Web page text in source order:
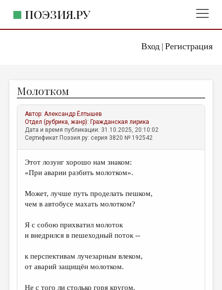
Вход| Регистрация
ПОЭЗИЯ.РУ
ЖАНРЫ
АВТОРЫ
КОММЕНТАРИИ
ЛИТСАЛОН
НОВОСТИ
ОТДЕЛЫ И РУБРИКИ
ИЗБРАННОЕ
ДАЙДЖЕСТ
ПРОИЗВЕДЕНИЯ
ПЕРЕВОДЫ
Молотком
Автор:Александр Ёлтышев
Отдел (рубрика, жанр): Гражданская лирика
Дата и время публикации: 31.10.2025, 20:10:02
Сертификат Поэзия.ру: серия 3820 № 192542
Этот лозунг хорошо нам знаком:
«При аварии разбить молотком».
Может, лучше путь проделать пешком,
чем в автобусе махать молотком?
Я с собою прихватил молоток
и внедрился в пешеходный поток --
к перспективам лучезарным влеком,
от аварий защищён молотком.
Не с того ли столько горя кругом,